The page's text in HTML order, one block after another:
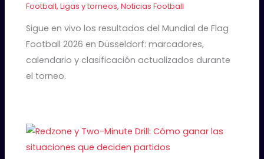
Football,Ligas y torneos,Noticias Football
Sigue en vivo los resultados del Mundial de Flag
Football 2026 en Düsseldorf: marcadores,
calendario y clasificación actualizados durante
el torneo.